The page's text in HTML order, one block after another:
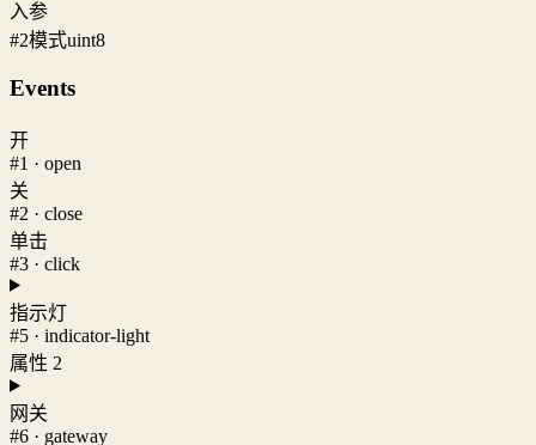
入参
#2模式uint8
Events
开
#1 · open
关
#2 · close
单击
#3 · click
指示灯
#5 · indicator-light
属性 2
网关
#6 · gateway